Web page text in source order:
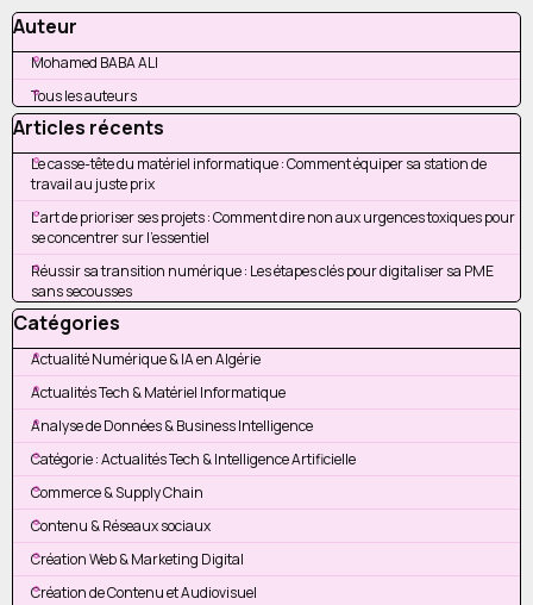
Sauter le bloc Auteur
Auteur
Mohamed BABA ALI
Tous les auteurs
Sauter le bloc Articles récents
Articles récents
Le casse-tête du matériel informatique : Comment équiper sa station de
travail au juste prix
L'art de prioriser ses projets : Comment dire non aux urgences toxiques pour
se concentrer sur l'essentiel
Réussir sa transition numérique : Les étapes clés pour digitaliser sa PME
sans secousses
Sauter le bloc Catégories
Catégories
Actualité Numérique & IA en Algérie
Actualités Tech & Matériel Informatique
Analyse de Données & Business Intelligence
Catégorie : Actualités Tech & Intelligence Artificielle
Commerce & Supply Chain
Contenu & Réseaux sociaux
Création Web & Marketing Digital
Création de Contenu et Audiovisuel